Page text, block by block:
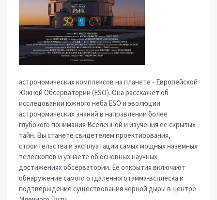
астрономических комплексов на планете - Европейской
Южной Обсерватории (ESO). Она расскажет об
исследовании южного неба ESO и эволюции
астрономических знаний в направлении более
глубокого понимания Вселенной и изучения ее скрытых
тайн. Вы станете свидетелем проектирования,
строительства и эксплуатации самых мощных наземных
телескопов и узнаете об основных научных
достижениях обсерватории. Ее открытия включают
обнаружение самого отдаленного гамма-всплеска и
подтверждение существования черной дыры в центре